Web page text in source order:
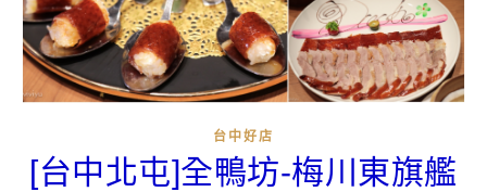
台中好店
[台中北屯]全鴨坊-梅川東旗艦